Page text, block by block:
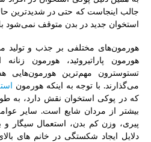
جالب اینجاست که حتی در شدیدترین
استخوان جدید در بدن متوقف نمی‌شود
هورمون‌های مختلفی بر جذب و تولید
هورمون پاراتیروئید، هورمون
تستوسترون مهم‌ترین هورمون‌هایی
می‌گذارند. با توجه به اینکه هورمون
که در پوکی استخوان نقش دارد، به
بیشتر از مردان شایع است. سایر
پیری، وزن کم بدن، استعمال سیگار و